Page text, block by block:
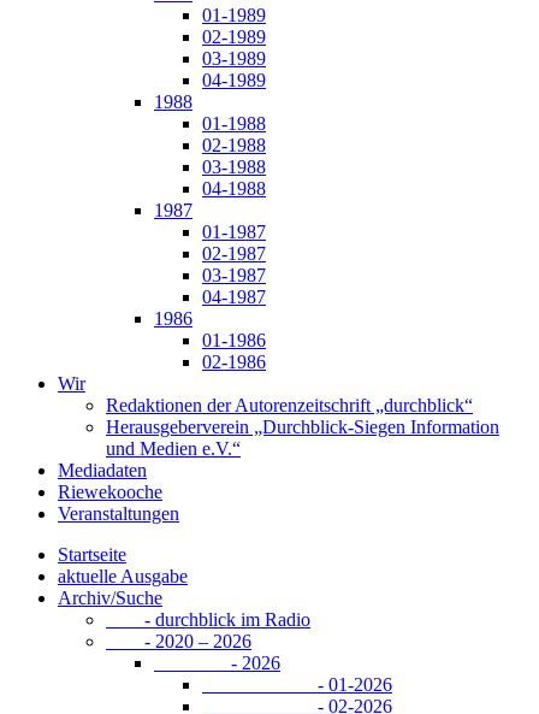
01-1989
02-1989
03-1989
04-1989
1988
01-1988
02-1988
03-1988
04-1988
1987
01-1987
02-1987
03-1987
04-1987
1986
01-1986
02-1986
Wir
Redaktionen der Autorenzeitschrift „durchblick“
Herausgeberverein „Durchblick-Siegen Information
und Medien e.V.“
Mediadaten
Riewekooche
Veranstaltungen
Startseite
aktuelle Ausgabe
Archiv/Suche
- durchblick im Radio
- 2020 – 2026
- 2026
- 01-2026
- 02-2026